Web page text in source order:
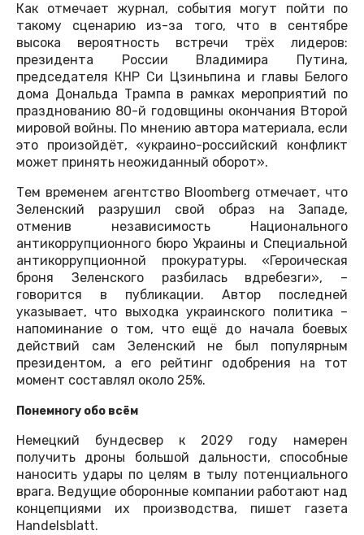
Как отмечает журнал, события могут пойти по
такому сценарию из-за того, что в сентябре
высока вероятность встречи трёх лидеров:
президента России Владимира Путина,
председателя КНР Си Цзиньпина и главы Белого
дома Дональда Трампа в рамках мероприятий по
празднованию 80-й годовщины окончания Второй
мировой войны. По мнению автора материала, если
это произойдёт, «украино-российский конфликт
может принять неожиданный оборот».
Тем временем агентство Bloomberg отмечает, что
Зеленский разрушил свой образ на Западе,
отменив независимость Национального
антикоррупционного бюро Украины и Специальной
антикоррупционной прокуратуры. «Героическая
броня Зеленского разбилась вдребезги», –
говорится в публикации. Автор последней
указывает, что выходка украинского политика –
напоминание о том, что ещё до начала боевых
действий сам Зеленский не был популярным
президентом, а его рейтинг одобрения на тот
момент составлял около 25%.
Понемногу обо всём
Немецкий бундесвер к 2029 году намерен
получить дроны большой дальности, способные
наносить удары по целям в тылу потенциального
врага. Ведущие оборонные компании работают над
концепциями их производства, пишет газета
Handelsblatt.